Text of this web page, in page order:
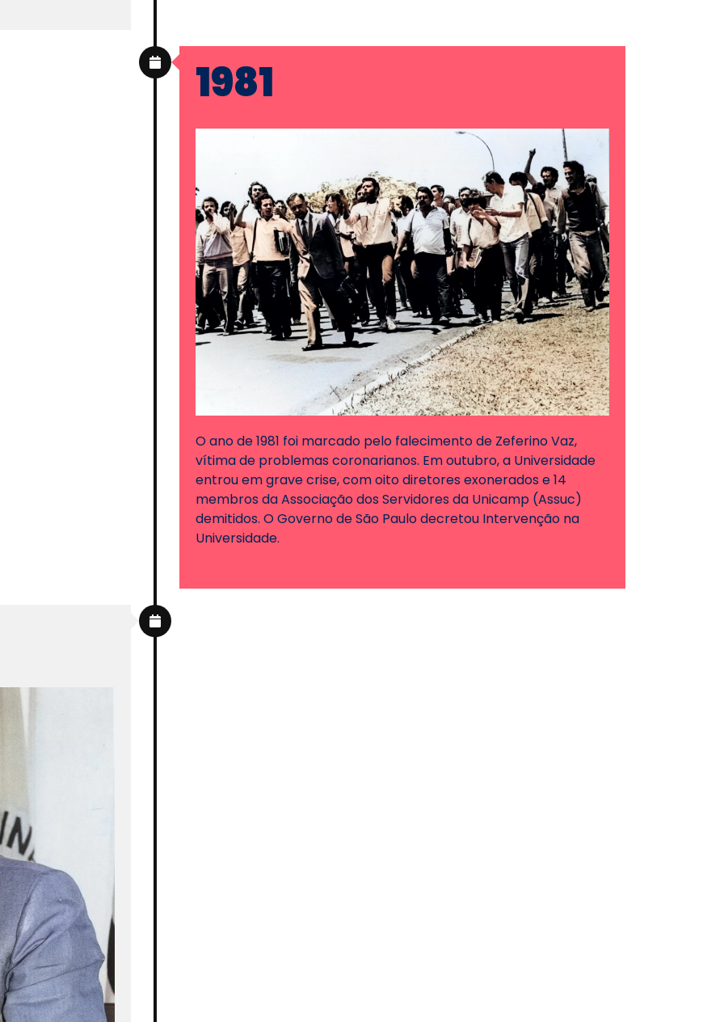
1981
O ano de 1981 foi marcado pelo falecimento de Zeferino Vaz,
vítima de problemas coronarianos. Em outubro, a Universidade
entrou em grave crise, com oito diretores exonerados e 14
membros da Associação dos Servidores da Unicamp (Assuc)
demitidos. O Governo de São Paulo decretou Intervenção na
Universidade.